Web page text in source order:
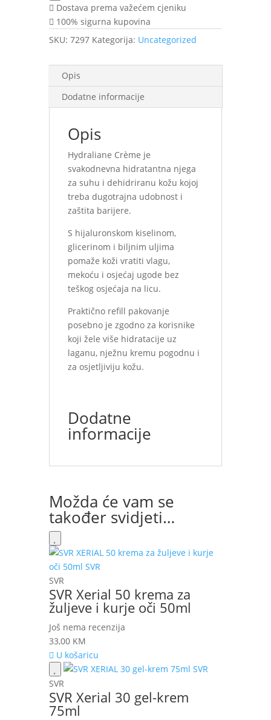
Dostava prema važećem cjeniku
100% sigurna kupovina
SKU: 7297 Kategorija: Uncategorized
Opis
Dodatne informacije
Opis
Hydraliane Crème je
svakodnevna hidratantna njega
za suhu i dehidriranu kožu kojoj
treba dugotrajna udobnost i
zaštita barijere.
S hijaluronskom kiselinom,
glicerinom i biljnim uljima
pomaže koži vratiti vlagu,
mekoću i osjećaj ugode bez
teškog osjećaja na licu.
Praktično refill pakovanje
posebno je zgodno za korisnike
koji žele više hidratacije uz
laganu, nježnu kremu pogodnu i
za osjetljiviju kožu.
Dodatne
informacije
Možda će vam se
također svidjeti…
SVR
SVR Xerial 50 krema za
žuljeve i kurje oči 50ml
Još nema recenzija
33,00 KM
U košaricu
SVR
SVR Xerial 30 gel-krem
75ml